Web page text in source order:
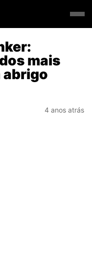
mais
abrigo
4 anos atrás